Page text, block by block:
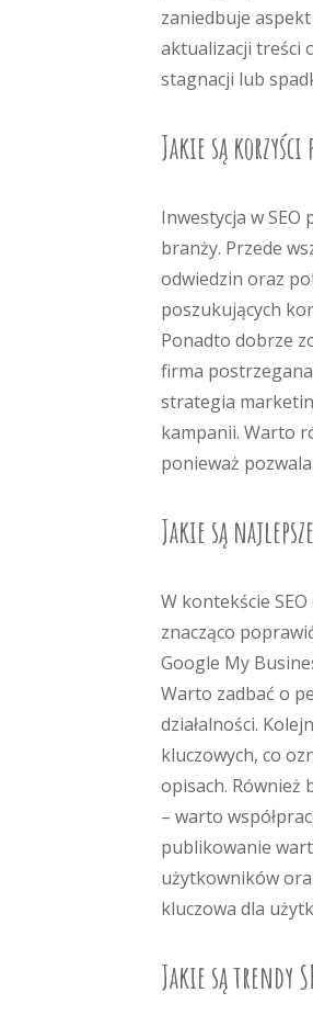
zaniedbuje
aktualizacji treści
stagnacji lub
Jakie są
Inwestycja w SEO
branży. Przede
odwiedzin oraz
poszukujących
Ponadto dobrze
firma
strategia
kampanii. Warto
ponieważ
Jakie są
W kontekście
znacząco
Google My
Warto zadbać o
działalności.
kluczowych, co
opisach.
– warto
publikowanie
użytkowników
kluczowa dla
Jakie są trendy